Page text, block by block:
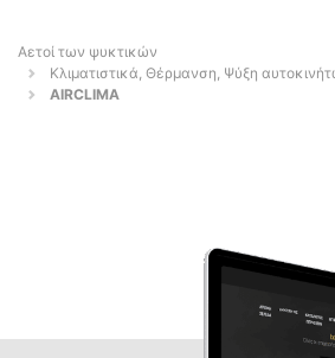
Αετοί των ψυκτικών
Κλιματιστικά, Θέρμανση, Ψύξη
AIRCLIMA